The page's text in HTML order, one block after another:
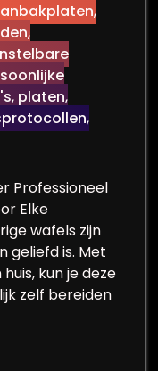
,
,
, platen,
,
Professioneel
Elke
wafels zijn
geliefd is. Met
kun je deze
zelf bereiden
Magie van een